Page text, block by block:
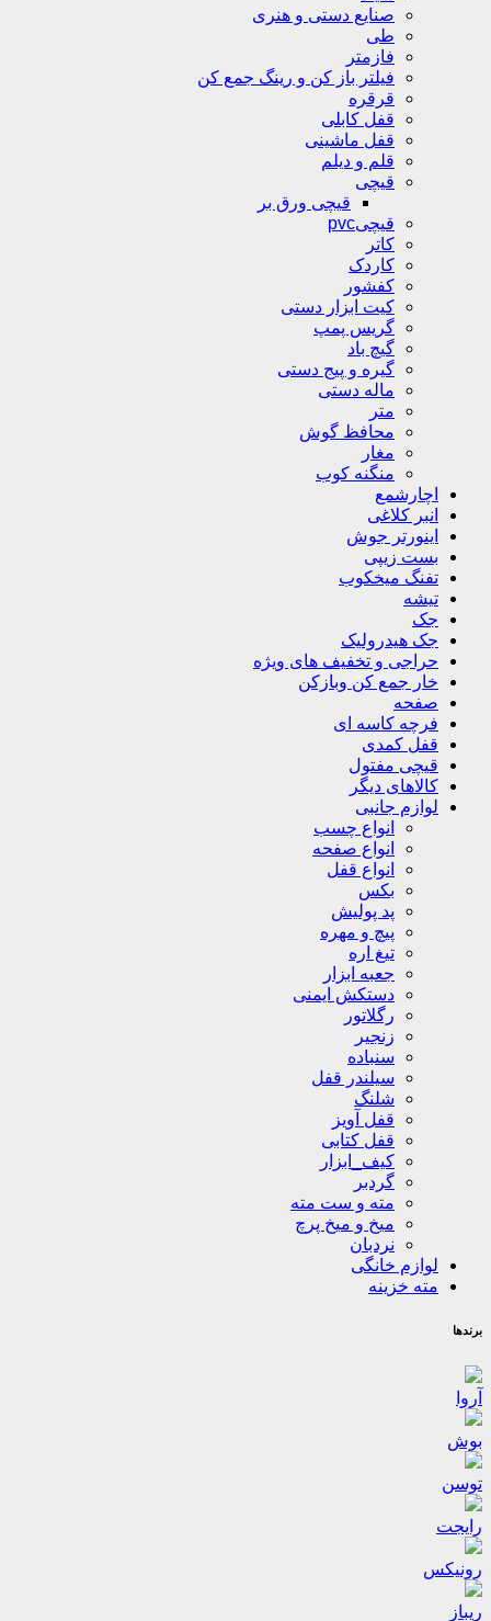
صنایع دستی و هنری
طی
فازمتر
فیلتر باز کن و رینگ جمع کن
قرقره
قفل کابلی
قفل ماشینی
قلم و دیلم
قیچی
قیچی ورق بر
قیچیpvc
کاتر
کاردک
کفشور
کیت ابزار دستی
گریس پمپ
گیچ باد
گیره و پیج دستی
ماله دستی
متر
محافظ گوش
مغار
منگنه کوب
اچارشمع
انبر کلاغی
اینورتر جوش
بست زیپی
تفنگ میخکوب
تیشه
جک
جک هیدرولیک
حراجی و تخفیف های ویژه
خار جمع کن وبازکن
صفحه
فرچه کاسه ای
قفل کمدی
قیچی مفتول
کالاهای دیگر
لوازم جانبی
انواع چسب
انواع صفحه
انواع قفل
بکس
پد پولیش
پیچ و مهره
تیغ اره
جعبه ابزار
دستکش ایمنی
رگلاتور
زنجیر
سنباده
سیلندر قفل
شلنگ
قفل آویز
قفل کتابی
کیف_ابزار
گردبر
مته و ست مته
میخ و میخ پرچ
نردبان
لوازم خانگی
مته خزینه
برندها
آروا
بوش
توسن
رایجت
رونیکس
ریباز